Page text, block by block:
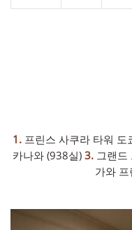
1. 프린스 사쿠라 타워 도
카나와 (938실)3.그랜드
가와